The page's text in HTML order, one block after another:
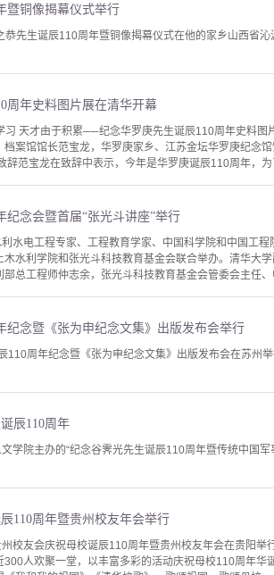
暨铜像揭幕仪式举行
先生诞辰110周年暨铜像揭幕仪式在他的家乡山西省
周年史料图片展在清华开幕
习 天才由于积累──纪念华罗庚先生诞辰110周年史料
档案馆馆长范宝龙，华罗庚家乡、江苏金坛华罗庚纪念
辞范宝龙在致辞中表示，今年是华罗庚诞辰110周年，
纪念会暨首届“张光斗讲座”举行
水电工程专家、工程教育学家、中国科学院和中国工
水利学院和张光斗科技教育基金会联合举办。清华大
总工程师仲志余，张光斗科技教育基金会管委会主任
纪念暨《张为申纪念文集》出版发布会举行
110周年纪念暨《张为申纪念文集》出版发布会在苏州
辰110周年
学院主办的“纪念谷霁光先生诞辰110周年暨传统中国
110周年暨贵州校友年会举行
校友会庆祝母校诞辰110周年暨贵州校友年会在贵阳
人欢聚一堂，以丰富多彩的活动庆祝母校110周年